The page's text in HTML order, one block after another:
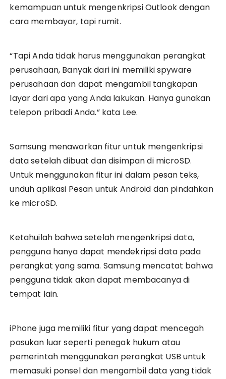
kemampuan untuk mengenkripsi Outlook dengan
cara membayar, tapi rumit.
“Tapi Anda tidak harus menggunakan perangkat
perusahaan, Banyak dari ini memiliki spyware
perusahaan dan dapat mengambil tangkapan
layar dari apa yang Anda lakukan. Hanya gunakan
telepon pribadi Anda.” kata Lee.
Samsung menawarkan fitur untuk mengenkripsi
data setelah dibuat dan disimpan di microSD.
Untuk menggunakan fitur ini dalam pesan teks,
unduh aplikasi Pesan untuk Android dan pindahkan
ke microSD.
Ketahuilah bahwa setelah mengenkripsi data,
pengguna hanya dapat mendekripsi data pada
perangkat yang sama. Samsung mencatat bahwa
pengguna tidak akan dapat membacanya di
tempat lain.
iPhone juga memiliki fitur yang dapat mencegah
pasukan luar seperti penegak hukum atau
pemerintah menggunakan perangkat USB untuk
memasuki ponsel dan mengambil data yang tidak